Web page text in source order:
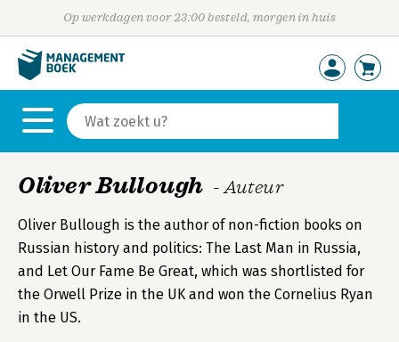
Op werkdagen voor 23:00 besteld, morgen in huis
Oliver Bullough - Auteur
Oliver Bullough is the author of non-fiction books on
Russian history and politics: The Last Man in Russia,
and Let Our Fame Be Great, which was shortlisted for
the Orwell Prize in the UK and won the Cornelius Ryan
in the US.